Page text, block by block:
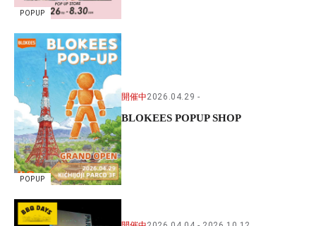
POPUP
POPUP
開催中2026.04.29
BLOKEES POPUP SHOP